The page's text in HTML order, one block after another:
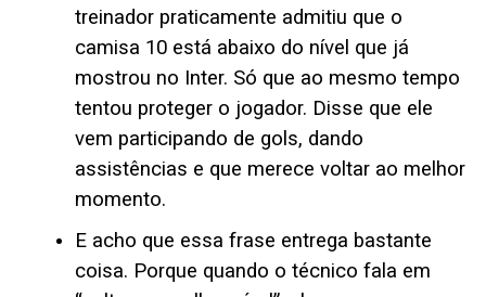
treinador praticamente admitiu que o
camisa 10 está abaixo do nível que já
mostrou no Inter. Só que ao mesmo tempo
tentou proteger o jogador. Disse que ele
vem participando de gols, dando
assistências e que merece voltar ao melhor
momento.
E acho que essa frase entrega bastante
coisa. Porque quando o técnico fala em